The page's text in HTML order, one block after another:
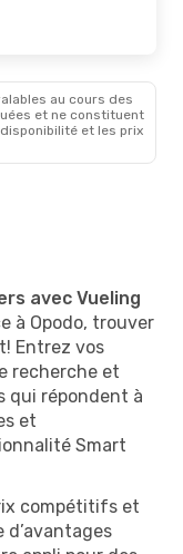
au cours des
et ne constituent
et les prix
avec Vueling
à Opodo, trouver
Entrez vos
recherche et
qui répondent à
et
Smart
compétitifs et
d’avantages